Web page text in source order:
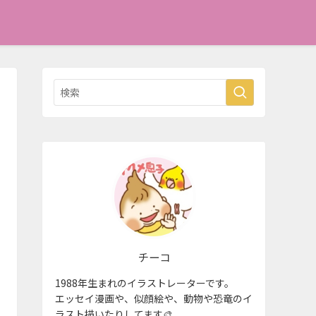
チーコ
1988年生まれのイラストレーターです。
エッセイ漫画や、似顔絵や、動物や恐竜のイ